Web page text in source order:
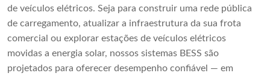
de veículos elétricos. Seja para construir uma rede pública
de carregamento, atualizar a infraestrutura da sua frota
comercial ou explorar estações de veículos elétricos
movidas a energia solar, nossos sistemas BESS são
projetados para oferecer desempenho confiável — em